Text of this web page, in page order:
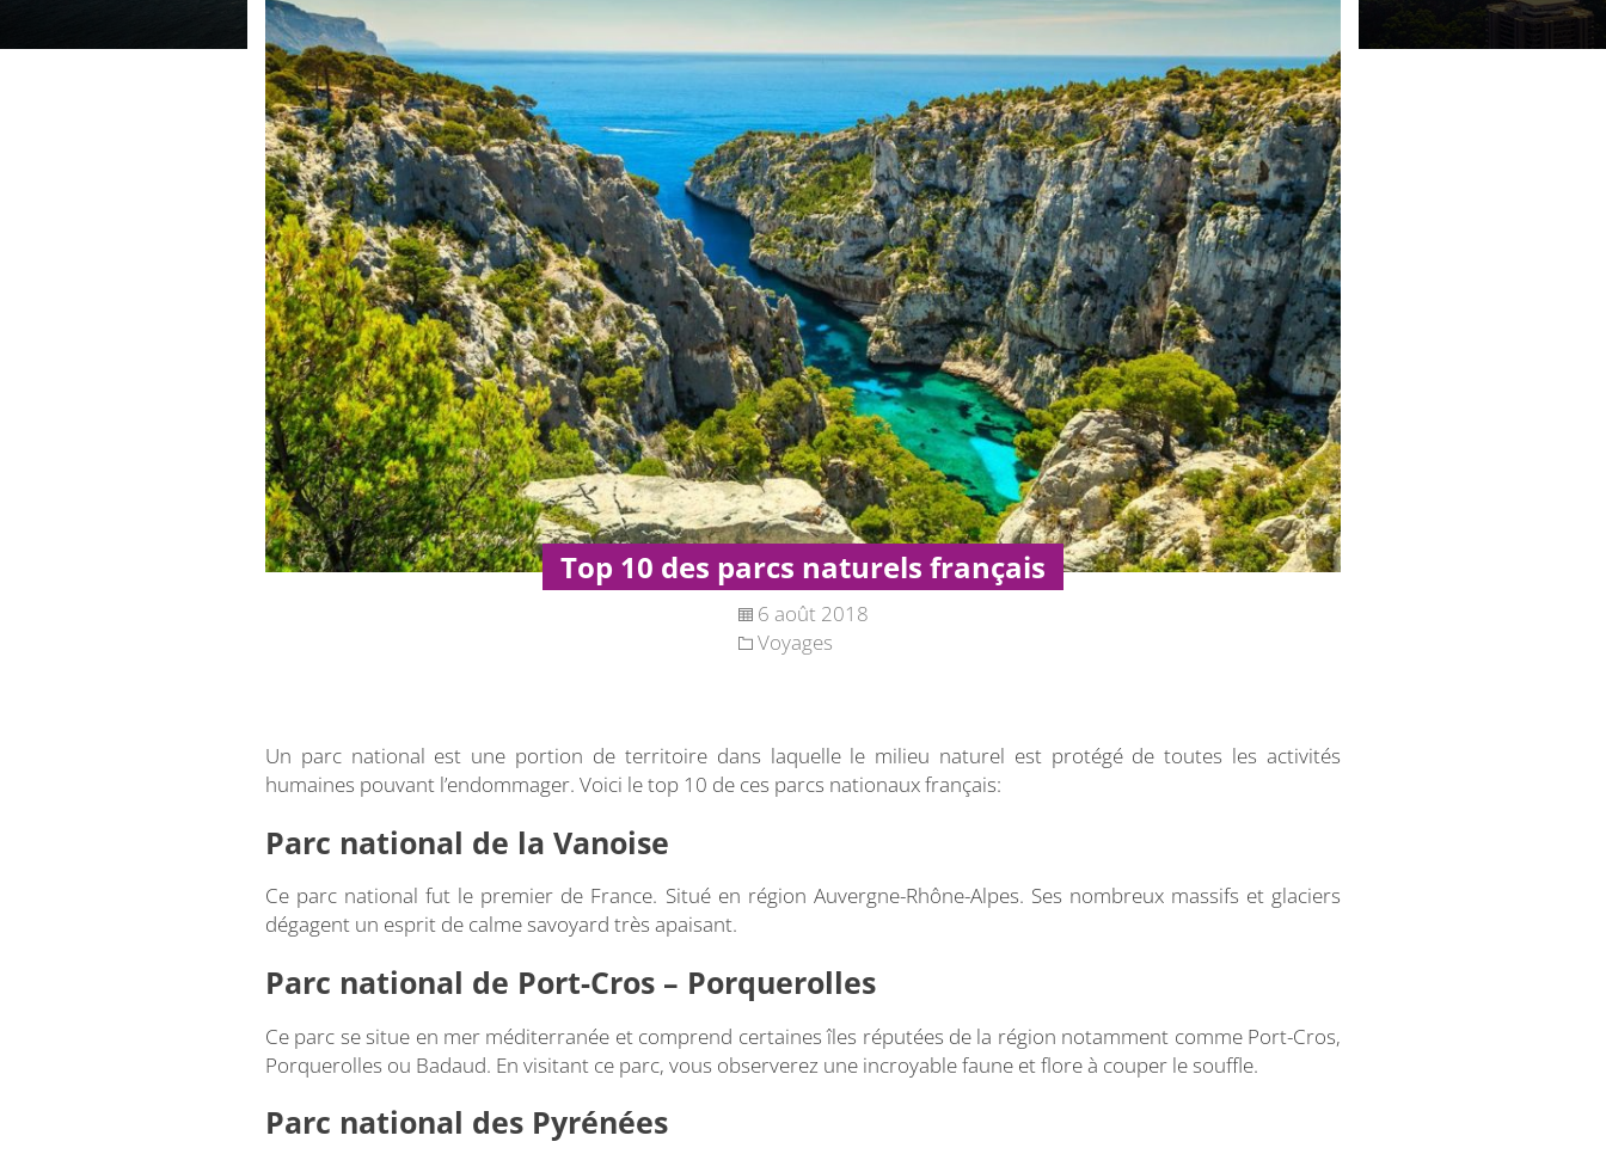
Top 10 des parcs naturels français
6 août 2018
Voyages
Un parc national est une portion de territoire dans laquelle le milieu naturel est protégé de toutes les activités
humaines pouvant l’endommager. Voici le top 10 de ces parcs nationaux français:
Parc national de la Vanoise
Ce parc national fut le premier de France. Situé en région Auvergne-Rhône-Alpes. Ses nombreux massifs et glaciers
dégagent un esprit de calme savoyard très apaisant.
Parc national de Port-Cros – Porquerolles
Ce parc se situe en mer méditerranée et comprend certaines îles réputées de la région notamment comme Port-Cros,
Porquerolles ou Badaud. En visitant ce parc, vous observerez une incroyable faune et flore à couper le souffle.
Parc national des Pyrénées